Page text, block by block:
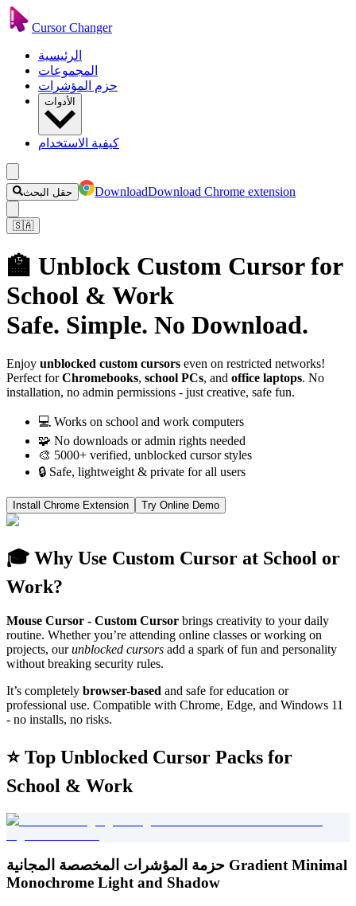
Cursor Changer
الرئيسية
المجموعات
حزم المؤشرات
الأدوات
كيفية الاستخدام
حقل البحث DownloadDownload Chrome extension
🇸🇦
🏫 Unblock Custom Cursor for
School & Work
Safe. Simple. No Download.
Enjoy unblocked custom cursors even on restricted networks!
Perfect forChromebooks, school PCs, and office laptops. No
installation, no admin permissions - just creative, safe fun.
💻 Works on school and work computers
🧩 No downloads or admin rights needed
🎨 5000+ verified, unblocked cursor styles
🔒 Safe, lightweight & private for all users
Install Chrome Extension Try Online Demo
🎓 Why Use Custom Cursor at School or
Work?
Mouse Cursor - Custom Cursor brings creativity to your daily
routine. Whether you’re attending online classes or working on
projects, ourunblocked cursors add a spark of fun and personality
without breaking security rules.
It’s completely browser-based and safe for education or
professional use. Compatible with Chrome, Edge, and Windows 11
- no installs, no risks.
⭐ Top Unblocked Cursor Packs for
School & Work
حزمة المؤشرات المخصصة المجانية Gradient Minimal
Monochrome Light and Shadow